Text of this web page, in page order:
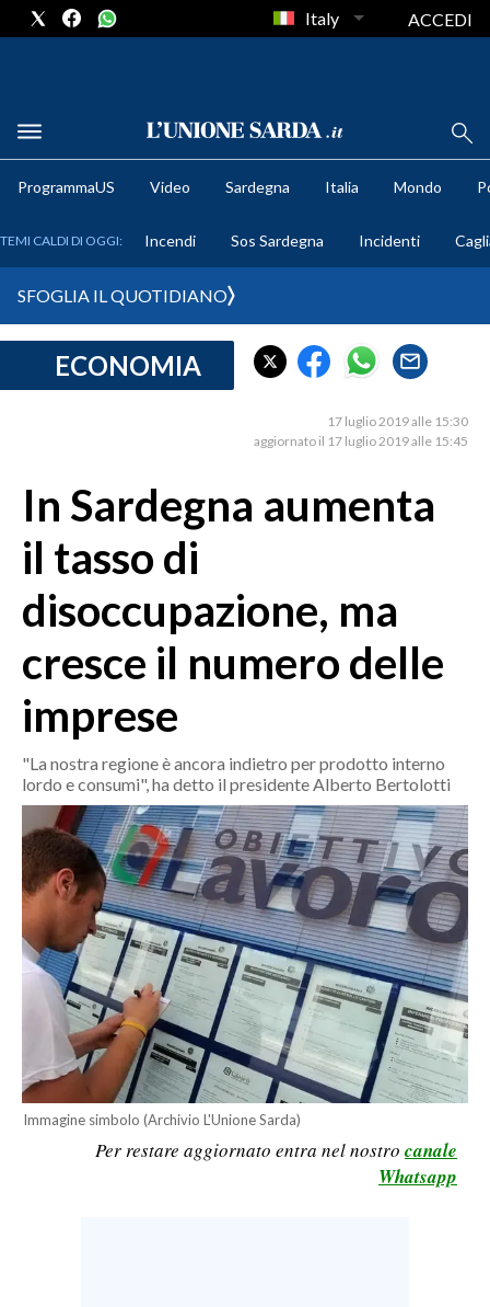
METEO
CRONACA SARDEGNA
MEDIO CAMPIDANO
ORISTANO E PROVINCIA
SASSARI E PROVINCIA
GALLURA
NUORO E PROVINCIA
OGLIASTRA
AGENDA
ITALIA
MONDO
POLITICA
ECONOMIA
SERVIZI ALLE IMPRESE
LAVORO
SPORT IN SARDEGNA
Italy ACCEDI
ProgrammaUS Video Sardegna Italia Mondo
TEMI CALDI DI OGGI: Incendi Sos Sardegna Incidenti
SFOGLIA IL QUOTIDIANO
ECONOMIA
17 luglio 2019 alle 15:30
aggiornato il 17 luglio 2019 alle 15:45
In Sardegna aumenta
il tasso di
disoccupazione, ma
cresce il numero delle
imprese
"La nostra regione è ancora indietro per prodotto interno
lordo e consumi", ha detto il presidente Alberto Bertolotti
Immagine simbolo (Archivio L'Unione Sarda)
Per restare aggiornato entra nel nostro canale
Whatsapp